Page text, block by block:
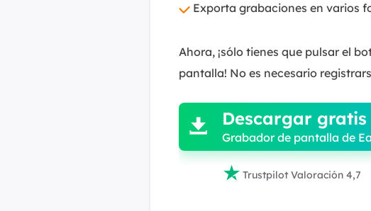
Exporta grabaciones en varios
Ahora, ¡sólo tienes que pulsar el
pantalla! No es necesario

 Descargar gratis
Grabador de pantalla de
 Trustpilot Valoración 4,7